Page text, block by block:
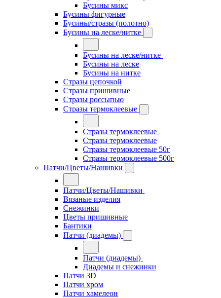
Бусины микс
Бусины фигурные
Бусины/стразы (полотно)
Бусины на леске/нитке
Бусины на леске/нитке
Бусины на леске
Бусины на нитке
Стразы цепочкой
Стразы пришивные
Стразы россыпью
Стразы термоклеевые
Стразы термоклеевые
Стразы термоклеевые
Стразы термоклеевые 50г
Стразы термоклеевые 500г
Патчи/Цветы/Нашивки
Патчи/Цветы/Нашивки
Вязаные изделия
Снежинки
Цветы пришивные
Бантики
Патчи (диадемы)
Патчи (диадемы)
Диадемы и снежинки
Патчи 3D
Патчи хром
Патчи хамелеон